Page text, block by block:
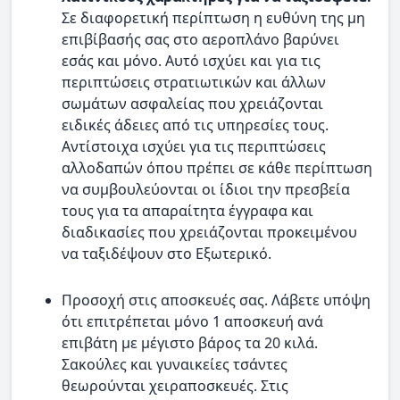
Σε διαφορετική περίπτωση η ευθύνη της μη
επιβίβασής σας στο αεροπλάνο βαρύνει
εσάς και μόνο. Αυτό ισχύει και για τις
περιπτώσεις στρατιωτικών και άλλων
σωμάτων ασφαλείας που χρειάζονται
ειδικές άδειες από τις υπηρεσίες τους.
Αντίστοιχα ισχύει για τις περιπτώσεις
αλλοδαπών όπου πρέπει σε κάθε περίπτωση
να συμβουλεύονται οι ίδιοι την πρεσβεία
τους για τα απαραίτητα έγγραφα και
διαδικασίες που χρειάζονται προκειμένου
να ταξιδέψουν στο Εξωτερικό.
Προσοχή στις αποσκευές σας. Λάβετε υπόψη
ότι επιτρέπεται μόνο 1 αποσκευή ανά
επιβάτη με μέγιστο βάρος τα 20 κιλά.
Σακούλες και γυναικείες τσάντες
θεωρούνται χειραποσκευές. Στις